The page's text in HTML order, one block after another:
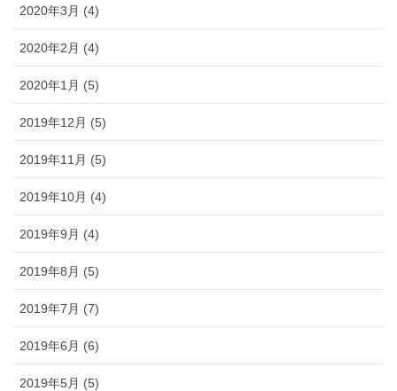
2020年3月 (4)
2020年2月 (4)
2020年1月 (5)
2019年12月 (5)
2019年11月 (5)
2019年10月 (4)
2019年9月 (4)
2019年8月 (5)
2019年7月 (7)
2019年6月 (6)
2019年5月 (5)